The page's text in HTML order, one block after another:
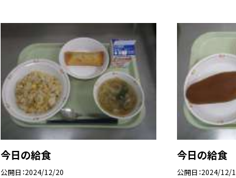
今日の給食
公開日 2024/12/20
今日の給食
公開日 2024/12/